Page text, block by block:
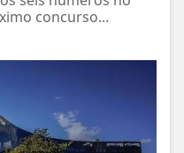
concurso...